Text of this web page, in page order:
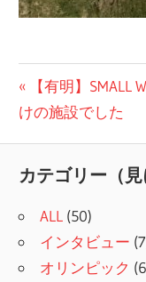
投
稿
ビ
ゲ
ー
前
の
【有明】SMALL
けの施設でした
カテゴリー（見
ALL (50)
インタビュー
オリンピック